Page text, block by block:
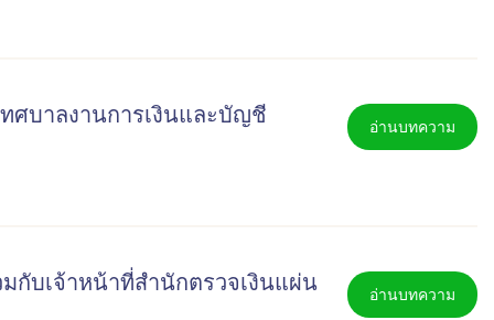
ศบาลงานการเงินและบัญชี อ่านบทความ
กับเจ้าหน้าที่สำนักตรวจเงินแผ่น อ่านบทความ